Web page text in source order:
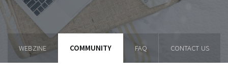
WEBZINE COMMUNITY FAQ CONTACT US